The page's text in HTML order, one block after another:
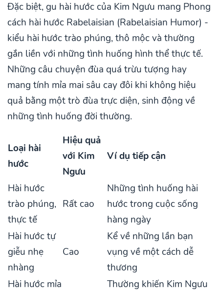
Đặc biệt, gu hài hước của Kim Ngưu mang Phong
cách hài hước Rabelaisian (Rabelaisian Humor) -
kiểu hài hước trào phúng, thô mộc và thường
gắn liền với những tình huống hình thể thực tế.
Những câu chuyện đùa quá trừu tượng hay
mang tính mỉa mai sâu cay đôi khi không hiệu
quả bằng một trò đùa trực diện, sinh động về
những tình huống đời thường.
Loại hài
hước
Hiệu quả
với Kim
Ngưu
Ví dụ tiếp cận
Hài hước
trào phúng,
thực tế
Rất cao
Những tình huống hài
hước trong cuộc sống
hàng ngày
Hài hước tự
giễu nhẹ
nhàng
Cao
Kể về những lần bạn
vụng về một cách dễ
thương
Hài hước mỉa
Thường khiến Kim Ngưu